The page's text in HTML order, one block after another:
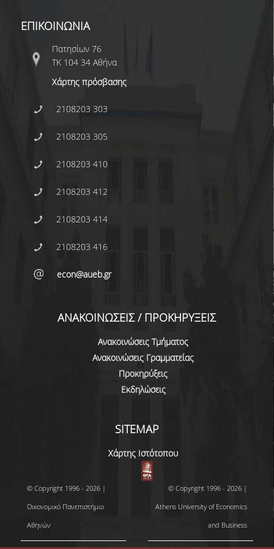
ΕΠΙΚΟΙΝΩΝΙΑ
Πατησίων 76
ΤΚ 104 34 Αθήνα
Χάρτης πρόσβασης
2108203 303
2108203 305
2108203 410
2108203 412
2108203 414
2108203 416
econ@aueb.gr
ΑΝΑΚΟΙΝΩΣΕΙΣ / ΠΡΟΚΗΡΥΞΕΙΣ
Ανακοινώσεις Τμήματος
Ανακοινώσεις Γραμματείας
Προκηρύξεις
Εκδηλώσεις
SITEMAP
Χάρτης Ιστότοπου
© Copyright 1996 - 2026 |
Οικονομικό Πανεπιστήμιο
Αθηνών
© Copyright 1996 - 2026 |
Athens University of Economics
and Business